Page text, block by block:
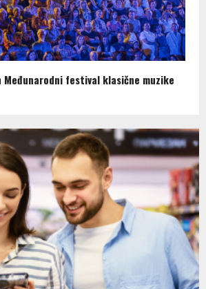
Međunarodni festival klasične muzike